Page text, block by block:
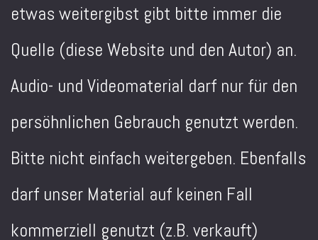
etwas weitergibst gibt bitte immer die
Quelle (diese Website und den Autor) an.
Audio- und Videomaterial darf nur für den
persöhnlichen Gebrauch genutzt werden.
Bitte nicht einfach weitergeben. Ebenfalls
darf unser Material auf keinen Fall
kommerziell genutzt (z.B. verkauft)